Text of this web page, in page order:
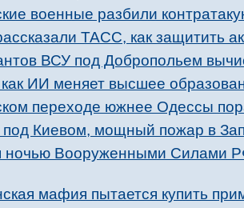
военные разбили
ТАСС, как защитить
ВСУ под Добропольем
ИИ меняет высшее
переходе южнее Одессы
Киевом, мощный пожар в
ночью Вооруженными Силами
мафия пытается купить